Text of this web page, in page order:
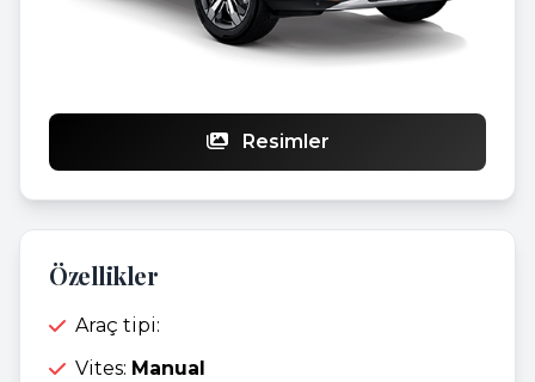
Resimler
Özellikler
Araç tipi:
Vites: Manual